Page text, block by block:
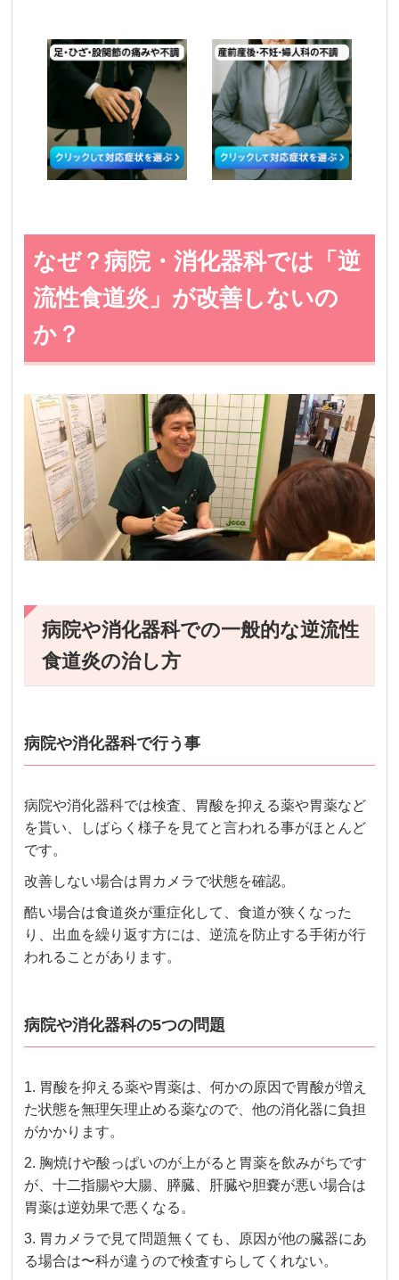
なぜ？病院・消化器科では「逆
流性食道炎」が改善しないの
か？
病院や消化器科での一般的な逆流性
食道炎の治し方
病院や消化器科で行う事
病院や消化器科では検査、胃酸を抑える薬や胃薬など
を貰い、しばらく様子を見てと言われる事がほとんど
です。
改善しない場合は胃カメラで状態を確認。
酷い場合は食道炎が重症化して、食道が狭くなった
り、出血を繰り返す方には、逆流を防止する手術が行
われることがあります。
病院や消化器科の5つの問題
1. 胃酸を抑える薬や胃薬は、何かの原因で胃酸が増え
た状態を無理矢理止める薬なので、他の消化器に負担
がかかります。
2. 胸焼けや酸っぱいのが上がると胃薬を飲みがちです
が、十二指腸や大腸、膵臓、肝臓や胆嚢が悪い場合は
胃薬は逆効果で悪くなる。
3. 胃カメラで見て問題無くても、原因が他の臓器にあ
る場合は〜科が違うので検査すらしてくれない。